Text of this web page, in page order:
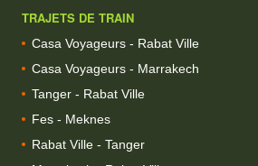
TRAJETS DE TRAIN
Casa Voyageurs - Rabat Ville
Casa Voyageurs - Marrakech
Tanger - Rabat Ville
Fes - Meknes
Rabat Ville - Tanger